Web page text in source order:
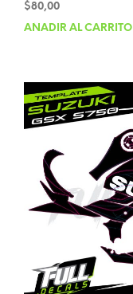
$80,00
AÑADIR AL CARRITO